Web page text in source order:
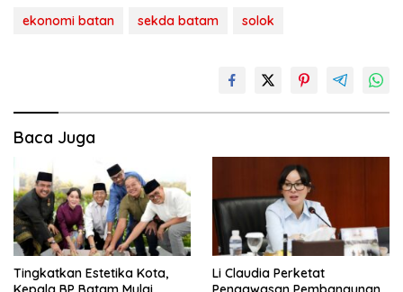
ekonomi batan sekda batam solok
Baca Juga
Tingkatkan Estetika Kota,
Li Claudia Perketat